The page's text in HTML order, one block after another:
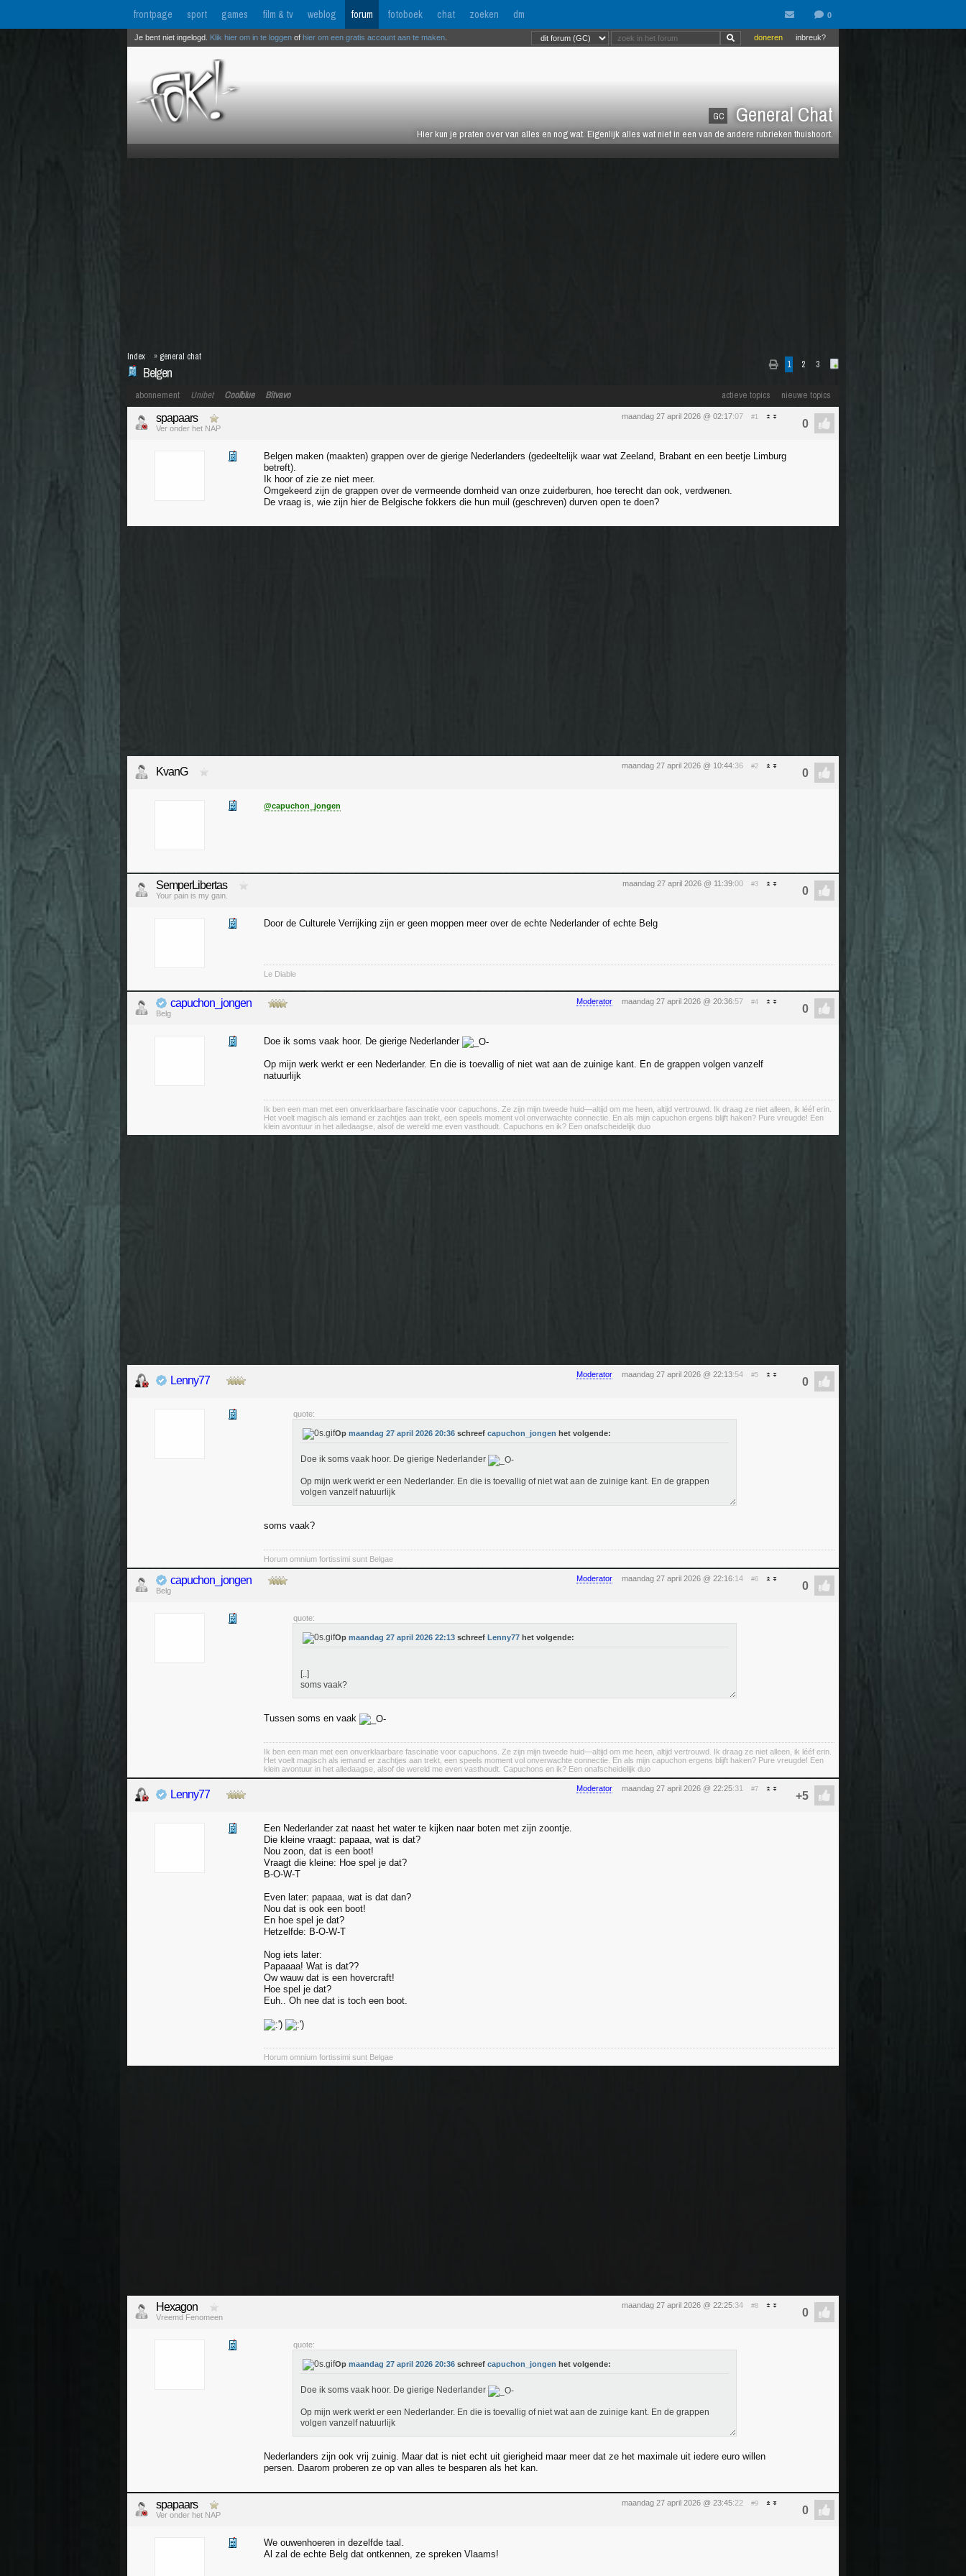
frontpage sport games film & tv weblog forum fotoboek chat zoeken dm
GC General Chat
Hier kun je praten over van alles en nog wat. Eigenlijk alles wat niet in een van de andere rubrieken thuishoort.
inbreuk?
doneren
Je bent niet ingelogd. Klik hier om in te loggen of hier om een gratis account aan te maken
1 2 3
Belgen
Index » general chat
actieve topics nieuwe topics
abonnement Unibet Coolblue Bitvavo
maandag 27 april 2026 @ 02:17:07 #1
spapaars
Ver onder het NAP
Belgen maken (maakten) grappen over de gierige Nederlanders (gedeeltelijk waar wat Zeeland, Brabant en een beetje Limburg
betreft).
Ik hoor of zie ze niet meer.
Omgekeerd zijn de grappen over de vermeende domheid van onze zuiderburen, hoe terecht dan ook, verdwenen.
De vraag is, wie zijn hier de Belgische fokkers die hun muil (geschreven) durven open te doen?
maandag 27 april 2026 @ 10:44:36 #2
KvanG
@capuchon_jongen
maandag 27 april 2026 @ 11:39:00 #3
SemperLibertas
Your pain is my gain.
Door de Culturele Verrijking zijn er geen moppen meer over de echte Nederlander of echte Belg
Le Diable
Moderator maandag 27 april 2026 @ 20:36:57 #4
capuchon_jongen
Belg
Doe ik soms vaak hoor. De gierige Nederlander
Op mijn werk werkt er een Nederlander. En die is toevallig of niet wat aan de zuinige kant. En de grappen volgen vanzelf
natuurlijk
Ik ben een man met een onverklaarbare fascinatie voor capuchons. Ze zijn mijn tweede huid—altijd om me heen, altijd vertrouwd. Ik draag ze niet alleen, ik lééf erin.
Het voelt magisch als iemand er zachtjes aan trekt, een speels moment vol onverwachte connectie. En als mijn capuchon ergens blijft haken? Pure vreugde! Een
klein avontuur in het alledaagse, alsof de wereld me even vasthoudt. Capuchons en ik? Een onafscheidelijk duo
Moderator maandag 27 april 2026 @ 22:13:54 #5
Lenny77
quote:
Op maandag 27 april 2026 20:36 schreef capuchon_jongen het volgende:
Doe ik soms vaak hoor. De gierige Nederlander
Op mijn werk werkt er een Nederlander. En die is toevallig of niet wat aan de zuinige kant. En de grappen
volgen vanzelf natuurlijk
soms vaak?
Horum omnium fortissimi sunt Belgae
Moderator maandag 27 april 2026 @ 22:16:14 #6
capuchon_jongen
Belg
quote:
Op maandag 27 april 2026 22:13 schreef Lenny77 het volgende:
[..]
soms vaak?
Tussen soms en vaak
Ik ben een man met een onverklaarbare fascinatie voor capuchons. Ze zijn mijn tweede huid—altijd om me heen, altijd vertrouwd. Ik draag ze niet alleen, ik lééf erin.
Het voelt magisch als iemand er zachtjes aan trekt, een speels moment vol onverwachte connectie. En als mijn capuchon ergens blijft haken? Pure vreugde! Een
klein avontuur in het alledaagse, alsof de wereld me even vasthoudt. Capuchons en ik? Een onafscheidelijk duo
Moderator maandag 27 april 2026 @ 22:25:31 #7
Lenny77
Een Nederlander zat naast het water te kijken naar boten met zijn zoontje.
Die kleine vraagt: papaaa, wat is dat?
Nou zoon, dat is een boot!
Vraagt die kleine: Hoe spel je dat?
B-O-W-T
Even later: papaaa, wat is dat dan?
Nou dat is ook een boot!
En hoe spel je dat?
Hetzelfde: B-O-W-T
Nog iets later:
Papaaaa! Wat is dat??
Ow wauw dat is een hovercraft!
Hoe spel je dat?
Euh.. Oh nee dat is toch een boot.
Horum omnium fortissimi sunt Belgae
maandag 27 april 2026 @ 22:25:34 #8
Hexagon
Vreemd Fenomeen
quote:
Op maandag 27 april 2026 20:36 schreef capuchon_jongen het volgende:
Doe ik soms vaak hoor. De gierige Nederlander
Op mijn werk werkt er een Nederlander. En die is toevallig of niet wat aan de zuinige kant. En de grappen
volgen vanzelf natuurlijk
Nederlanders zijn ook vrij zuinig. Maar dat is niet echt uit gierigheid maar meer dat ze het maximale uit iedere euro willen
persen. Daarom proberen ze op van alles te besparen als het kan.
maandag 27 april 2026 @ 23:45:22 #9
spapaars
Ver onder het NAP
We ouwenhoeren in dezelfde taal.
Al zal de echte Belg dat ontkennen, ze spreken Vlaams!